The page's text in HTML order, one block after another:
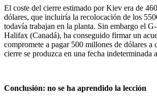
El coste del cierre estimado por Kiev era de
dólares, que incluiría la recolocación de los
todavía trabajan en la planta. Sin embargo el
Halifax (Canadá), ha conseguido firmar un
compromete a pagar 500 millones de dólares a
cierre se produzca en una fecha indeterminada
Conclusión: no se ha aprendido la lección